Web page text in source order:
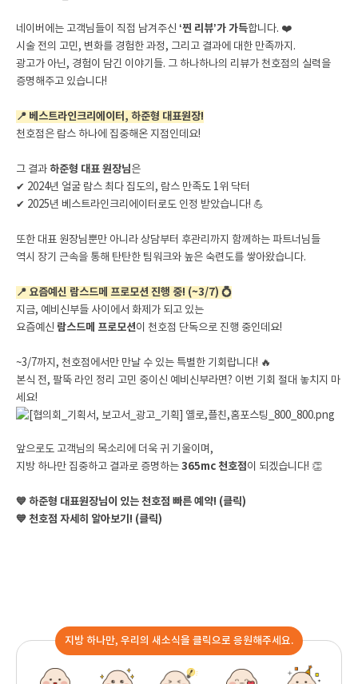
네이버에는 고객님들이 직접 남겨주신 ‘찐 리뷰’가 가득합니다. ❤️
시술 전의 고민, 변화를 경험한 과정, 그리고 결과에 대한 만족까지.
광고가 아닌, 경험이 담긴 이야기들. 그 하나하나의 리뷰가 천호점의 실력을
증명해주고 있습니다!
📍 베스트라인크리에이터, 하준형 대표원장!
천호점은 람스 하나에 집중해온 지점인데요!
그 결과하준형 대표 원장님은
✔ 2024년 얼굴 람스 최다 집도의, 람스 만족도 1위 닥터
✔ 2025년 베스트라인크리에이터로도 인정 받았습니다! 💪
또한 대표 원장님뿐만 아니라 상담부터 후관리까지 함께하는 파트너님들
역시 장기 근속을 통해 탄탄한 팀워크와 높은 숙련도를 쌓아왔습니다.
📍 요즘예신 람스드메 프로모션 진행 중! (~3/7) 💍
지금, 예비신부들 사이에서 화제가 되고 있는
요즘예신 람스드메 프로모션이 천호점 단독으로 진행 중인데요!
~3/7까지, 천호점에서만 만날 수 있는 특별한 기회랍니다! 🔥
본식 전, 팔뚝 라인 정리 고민 중이신 예비신부라면? 이번 기회 절대 놓치지 마
세요!
앞으로도 고객님의 목소리에 더욱 귀 기울이며,
지방 하나만 집중하고 결과로 증명하는365mc 천호점이 되겠습니다! 👏
💙 하준형 대표원장님이 있는 천호점 빠른 예약! (클릭)
💙 천호점 자세히 알아보기! (클릭)
지방 하나만, 우리의 새소식을 클릭으로 응원해주세요.